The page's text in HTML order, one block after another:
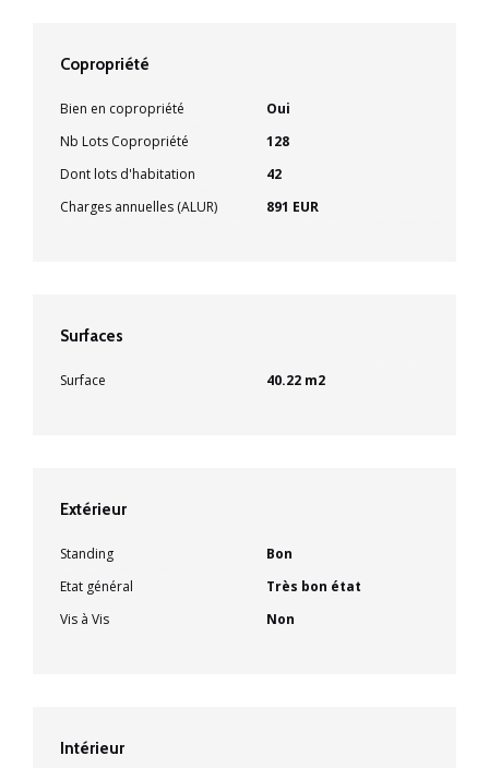
Copropriété
Bien en copropriété
Oui
Nb Lots Copropriété
128
Dont lots d'habitation
42
Charges annuelles (ALUR)
891 EUR
Surfaces
Surface 40.22 m2
Extérieur
Standing
Bon
Etat général
Très bon état
Vis à Vis
Non
Intérieur